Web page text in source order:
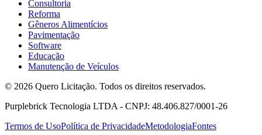
Consultoria
Reforma
Gêneros Alimentícios
Pavimentação
Software
Educação
Manutenção de Veículos
© 2026 Quero Licitação. Todos os direitos reservados.
Purplebrick Tecnologia LTDA - CNPJ: 48.406.827/0001-26
Termos de UsoPolítica de PrivacidadeMetodologiaFontes